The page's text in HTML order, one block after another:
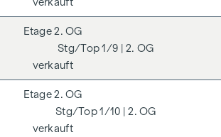
verkauft
1/9 | 2. OG
2. OG
verkauft
1/10 | 2. OG
2. OG
verkauft